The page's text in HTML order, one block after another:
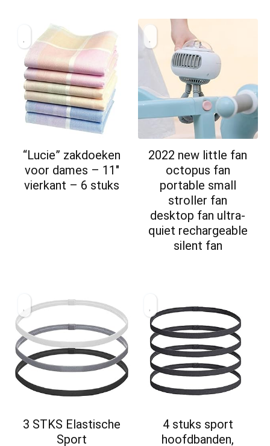
“Lucie” zakdoeken
voor dames – 11″
vierkant – 6 stuks
2022 new little fan
octopus fan
portable small
stroller fan
desktop fan ultra-
quiet rechargeable
silent fan
3 STKS Elastische
Sport
4 stuks sport
hoofdbanden,